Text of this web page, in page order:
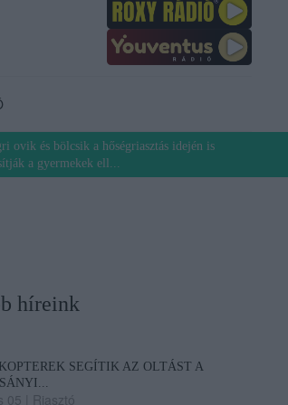
ovik és bölcsik a hőségriasztás idején is
a gyermekek ell...
híreink
SEGÍTIK AZ OLTÁST A
05 Riasztó